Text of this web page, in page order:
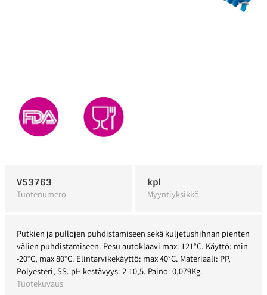
V53763
Tuotenumero
kpl
Myyntiyksikkö
Putkien ja pullojen puhdistamiseen sekä kuljetushihnan pienten
välien puhdistamiseen. Pesu autoklaavi max: 121°C. Käyttö: min
-20°C, max 80°C. Elintarvikekäyttö: max 40°C. Materiaali: PP,
Polyesteri, SS. pH kestävyys: 2-10,5. Paino: 0,079Kg.
Tuotekuvaus